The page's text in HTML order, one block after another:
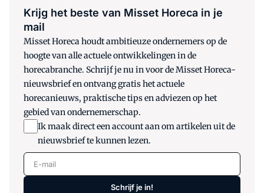
Krijg het beste van Misset Horeca in je
mail
Misset Horeca houdt ambitieuze ondernemers op de
hoogte van alle actuele ontwikkelingen in de
horecabranche. Schrijf je nu in voor de Misset Horeca-
nieuwsbrief en ontvang gratis het actuele
horecanieuws, praktische tips en adviezen op het
gebied van ondernemerschap.
Ik maak direct een account aan om artikelen uit de
nieuwsbrief te kunnen lezen.
E-mail
Schrijf je in!